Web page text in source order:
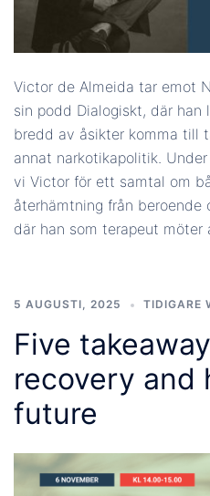
Victor de Almeida tar emot
sin podd Dialogiskt, där han
bredd av åsikter komma till
annat narkotikapolitik.
vi Victor för ett samtal om
återhämtning från
där han som terapeut möter
5 AUGUSTI, 2025 TIDIGARE
Five
recovery and
future